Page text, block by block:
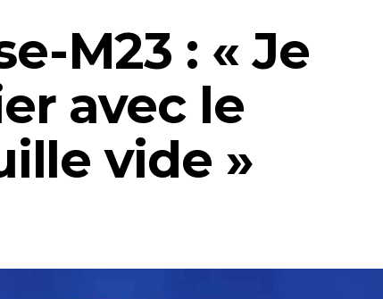
M23 : « Je
avec le
vide »